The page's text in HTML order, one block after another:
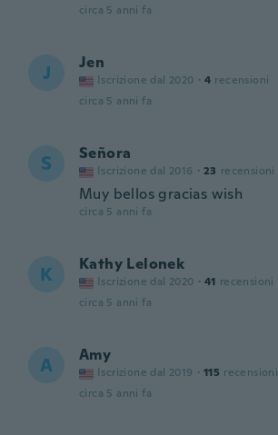
circa 5 anni fa
J Jen
Iscrizione dal 2020 · 4 recensioni
circa 5 anni fa
S Señora
Iscrizione dal 2016 · 23 recensioni
Muy bellos gracias wish
circa 5 anni fa
K Kathy Lelonek
Iscrizione dal 2020 · 41 recensioni
circa 5 anni fa
A Amy
Iscrizione dal 2019 · 115 recensioni
circa 5 anni fa